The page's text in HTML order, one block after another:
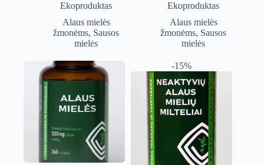
Ekoproduktas
Alaus mielės
žmonėms, Sausos
mielės
Ekoproduktas
Alaus mielės
žmonėms, Sausos
mielės
-15%